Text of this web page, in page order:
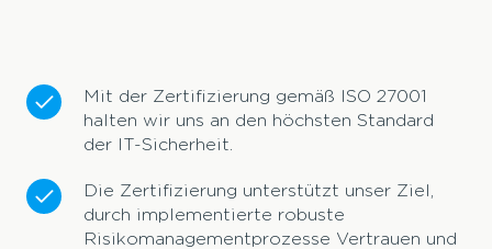
Mit der Zertifizierung gemäß ISO 27001
halten wir uns an den höchsten Standard
der IT-Sicherheit.
Die Zertifizierung unterstützt unser Ziel,
durch implementierte robuste
Risikomanagementprozesse Vertrauen und